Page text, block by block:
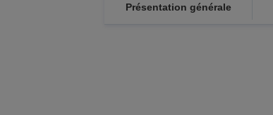
Présentation générale